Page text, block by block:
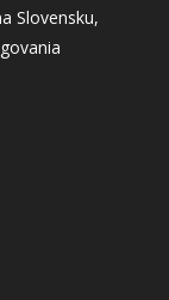
Slovensku,